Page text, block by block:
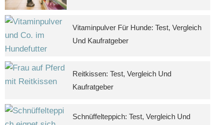
Vitaminpulver Für Hunde: Test, Vergleich
Und Kaufratgeber
Reitkissen: Test, Vergleich Und
Kaufratgeber
Schnüffelteppich: Test, Vergleich Und